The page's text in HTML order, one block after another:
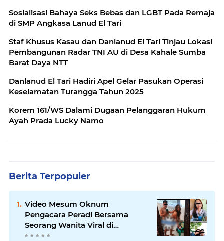
Sosialisasi Bahaya Seks Bebas dan LGBT Pada Remaja
di SMP Angkasa Lanud El Tari
Staf Khusus Kasau dan Danlanud El Tari Tinjau Lokasi
Pembangunan Radar TNI AU di Desa Kahale Sumba
Barat Daya NTT
Danlanud El Tari Hadiri Apel Gelar Pasukan Operasi
Keselamatan Turangga Tahun 2025
Korem 161/WS Dalami Dugaan Pelanggaran Hukum
Ayah Prada Lucky Namo
Berita Terpopuler
Video Mesum Oknum
Pengacara Peradi Bersama
Seorang Wanita Viral di
Facebook